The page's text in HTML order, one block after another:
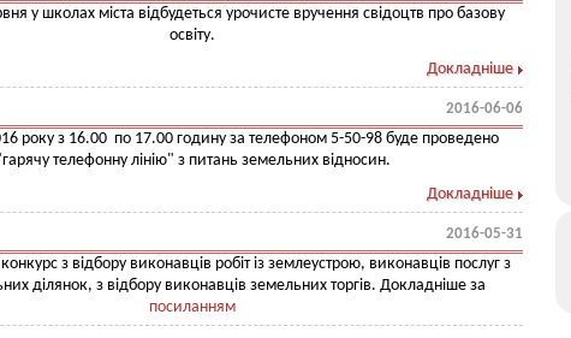
у школах міста відбудеться урочисте вручення свідоцтв про базову
освіту.
Докладніше
2016-06-06
року з 16.00 по 17.00 годину за телефоном 5-50-98 буде проведено
телефонну лінію" з питань земельних відносин.
Докладніше
2016-05-31
з відбору виконавців робіт із землеустрою, виконавців послуг з
ділянок, з відбору виконавців земельних торгів. Докладніше за
посиланням